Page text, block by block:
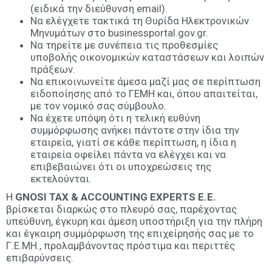
(ειδικά την διεύθυνση email).
Να ελέγχετε τακτικά τη Θυρίδα Ηλεκτρονικών
Μηνυμάτων στο businessportal.gov.gr.
Να τηρείτε με συνέπεια τις προθεσμίες
υποβολής οικονομικών καταστάσεων και λοιπών
πράξεων.
Να επικοινωνείτε άμεσα μαζί μας σε περίπτωση
ειδοποίησης από το ΓΕΜΗ και, όπου απαιτείται,
με τον νομικό σας σύμβουλο.
Να έχετε υπόψη ότι η τελική ευθύνη
συμμόρφωσης ανήκει πάντοτε στην ίδια την
εταιρεία, γιατί σε κάθε περίπτωση, η ίδια η
εταιρεία οφείλει πάντα να ελέγχει και να
επιβεβαιώνει ότι οι υποχρεώσεις της
εκτελούνται.
Η GNOSI TAX & ACCOUNTING EXPERTS Ε.Ε.
βρίσκεται διαρκώς στο πλευρό σας, παρέχοντας
υπεύθυνη, έγκυρη και άμεση υποστήριξη για την πλήρη
και έγκαιρη συμμόρφωση της επιχείρησής σας με το
Γ.Ε.ΜΗ., προλαμβάνοντας πρόστιμα και περιττές
επιβαρύνσεις.